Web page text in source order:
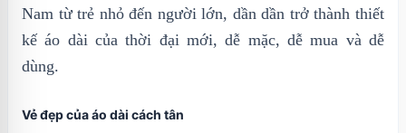
Nam từ trẻ nhỏ đến người lớn, dần dần trở thành thiết
kế áo dài của thời đại mới, dễ mặc, dễ mua và dễ
dùng.
Vẻ đẹp của áo dài cách tân